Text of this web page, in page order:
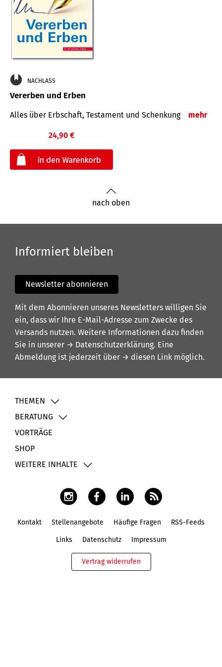
NACHLASS
Vererben und Erben
Alles über Erbschaft, Testament und Schenkung mehr
24,90 €
nach oben
Informiert bleiben
Newsletter abonnieren
Mit dem Abonnieren unseres Newsletters willigen Sie
ein, dass wir Ihre E-Mail-Adresse zum Zwecke des
Versands nutzen. Weitere Informationen dazu finden
Sie in unserer → Datenschutzerklärung. Eine
Abmeldung ist jederzeit über → diesen Link möglich.
THEMEN
BERATUNG
VORTRÄGE
SHOP
WEITERE INHALTE
Kontakt Stellenangebote Häufige Fragen RSS-Feeds
Links Datenschutz Impressum
Vertrag widerrufen